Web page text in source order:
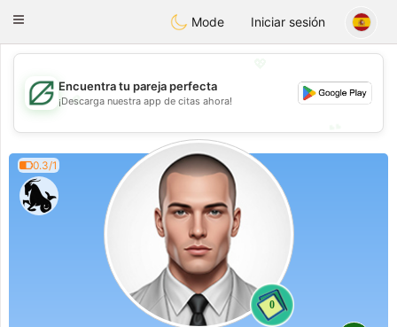
GulfDating
Toggle
Mode Iniciar sesión
💖
💕
Encuentra tu pareja perfecta
¡Descarga nuestra app de citas ahora!
0.3/1
0